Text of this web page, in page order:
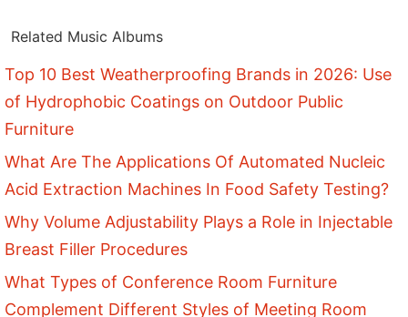
Related Music Albums
Top 10 Best Weatherproofing Brands in 2026: Use
of Hydrophobic Coatings on Outdoor Public
Furniture
What Are The Applications Of Automated Nucleic
Acid Extraction Machines In Food Safety Testing?
Why Volume Adjustability Plays a Role in Injectable
Breast Filler Procedures
What Types of Conference Room Furniture
Complement Different Styles of Meeting Room